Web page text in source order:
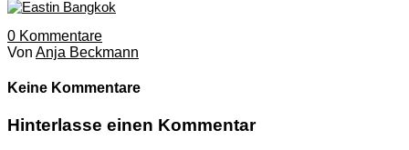
0 Kommentare
Von Anja Beckmann
Keine Kommentare
Hinterlasse einen Kommentar